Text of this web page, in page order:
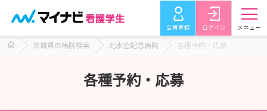
会員登録 ログイン メニュー
茨城県の病院検索 北水会記念病院 各種予約・応募
各種予約・応募